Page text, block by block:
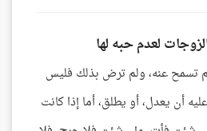
لعدم حبه لها
تسمح عنه، ولم ترض بذلك فليس
أن يعدل، أو يطلق، أما إذا كانت